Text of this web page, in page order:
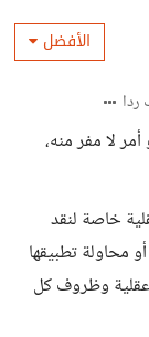
الأفضل
لا مفر منه،
خاصة لنقد
محاولة تطبيقها
وظروف كل